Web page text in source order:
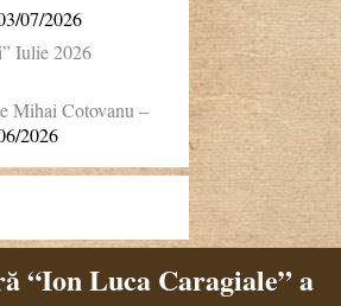
07/2026
Iulie 2026
Mihai Cotovanu –
2026
“Ion Luca Caragiale” a